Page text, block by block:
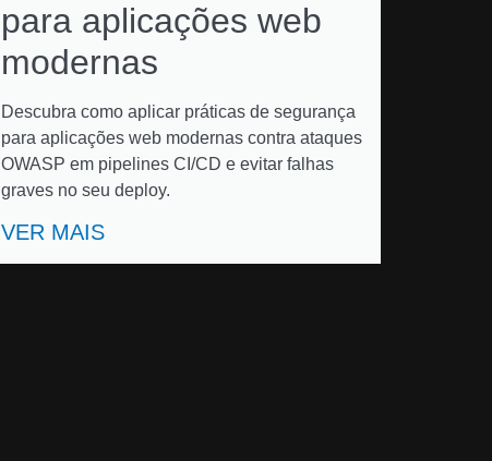
para aplicações web
modernas
Descubra como aplicar práticas de segurança
para aplicações web modernas contra ataques
OWASP em pipelines CI/CD e evitar falhas
graves no seu deploy.
VER MAIS